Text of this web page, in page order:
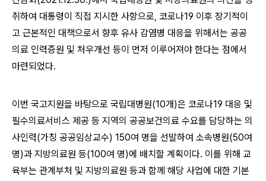
취하여 대통령이 직접 지시한 사항으로, 코로나19 이후 장기적이
고 근본적인 대책으로서 향후 유사 감염병 대응을 위해서는 공공
의료 인력증원 및 처우개선 등이 먼저 이루어져야 한다는 점에서
마련되었다.
이번 국고지원을 바탕으로 국립대병원(10개)은 코로나19 대응 및
필수의료서비스 제공 등 지역의 공공보건의료 수요를 담당하는 의
사인력(가칭 공공임상교수) 150여 명을 선발하여 소속병원(50여
명)과 지방의료원 등(100여 명)에 배치할 계획이다. 이를 위해 교
육부는 관계부처 및 지방의료원 등과 함께 해당 사업에 대한 기본